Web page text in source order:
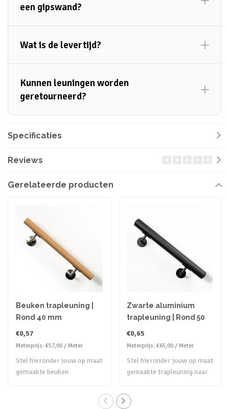
een gipswand?
Wat is de levertijd?
Kunnen leuningen worden
geretourneerd?
Specificaties
Reviews
Gerelateerde producten
Beuken trapleuning |
Rond 40 mm
€0,57
Meterprijs: €57,00 / Meter
Stel hieronder jouw op maat
gemaakte beuken
Zwarte aluminium
trapleuning | Rond 50
€0,65
Meterprijs: €65,00 / Meter
Stel hieronder jouw op maat
gemaakte trapleuning naar